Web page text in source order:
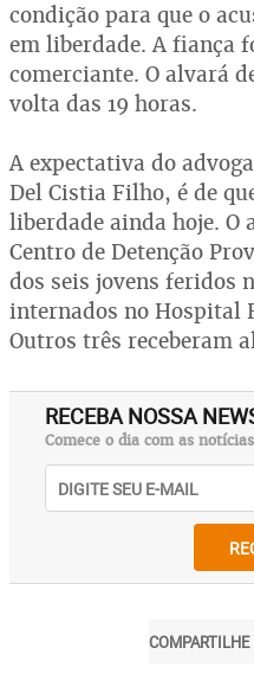
condição para que o
em liberdade. A fiança
comerciante. O alvará
volta das 19 horas.
A expectativa do
Del Cistia Filho, é de
liberdade ainda hoje. O
Centro de Detenção
dos seis jovens feridos
internados no Hospital
Outros três receberam
RECEBA NOSSA
Comece o dia com as
COMPARTILHE